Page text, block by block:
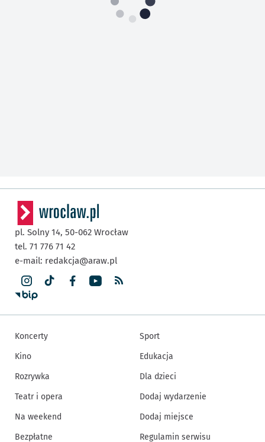
pl. Solny 14, 50-062 Wrocław
tel. 71 776 71 42
e-mail: redakcja@araw.pl
Koncerty
Kino
Rozrywka
Teatr i opera
Na weekend
Bezpłatne
Sport
Edukacja
Dla dzieci
Dodaj wydarzenie
Dodaj miejsce
Regulamin serwisu